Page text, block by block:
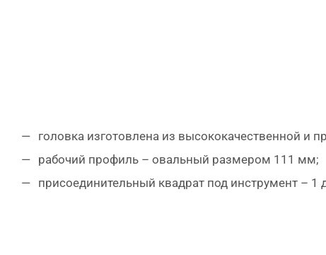
головка изготовлена из высококачественной и
рабочий профиль – овальный размером 111 мм;
присоединительный квадрат под инструмент – 1